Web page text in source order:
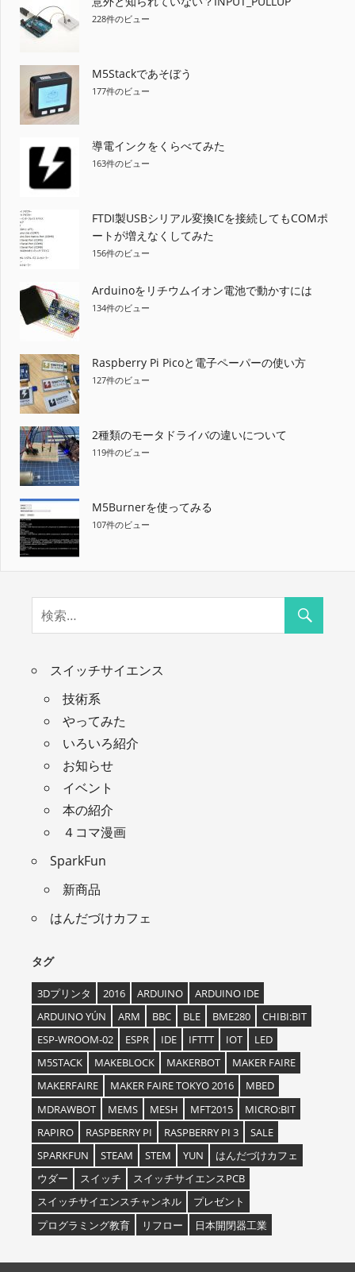
228件のビュー
M5Stackであそぼう
177件のビュー
導電インクをくらべてみた
163件のビュー
FTDI製USBシリアル変換ICを接続してもCOMポ
ートが増えなくしてみた
156件のビュー
Arduinoをリチウムイオン電池で動かすには
134件のビュー
Raspberry Pi Picoと電子ペーパーの使い方
127件のビュー
2種類のモータドライバの違いについて
119件のビュー
M5Burnerを使ってみる
107件のビュー
スイッチサイエンス
技術系
やってみた
いろいろ紹介
お知らせ
イベント
本の紹介
４コマ漫画
SparkFun
新商品
はんだづけカフェ
タグ
3Dプリンタ 2016 ARDUINO
ARDUINO IDE
ARDUINO YÚN
ARM BBC BLE BME280
CHIBI:BIT
ESP-WROOM-02
ESPR IDE IFTTT IOT
LED
M5STACK
MAKEBLOCK MAKERBOT
MAKER FAIRE
MAKERFAIRE
MAKER FAIRE TOKYO 2016
MBED
MDRAWBOT
MEMS MESH MFT2015
MICRO:BIT
RAPIRO
RASPBERRY PI RASPBERRY PI 3
SALE
SPARKFUN
STEAM STEM YUN
はんだづけカフェ
ウダー
スイッチ
スイッチサイエンスPCB
スイッチサイエンスチャンネル
プレゼント
プログラミング教育
リフロー 日本開閉器工業